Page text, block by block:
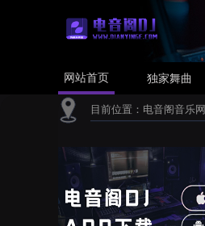
网站首页 独家舞曲
目前位置： 电音阁音乐网